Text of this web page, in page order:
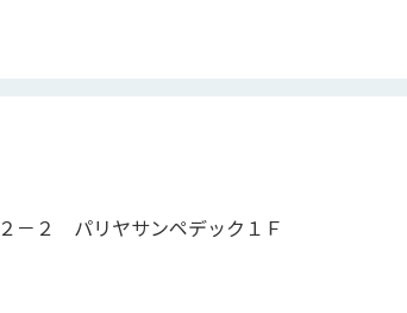
－２ パリヤサンペデック１Ｆ